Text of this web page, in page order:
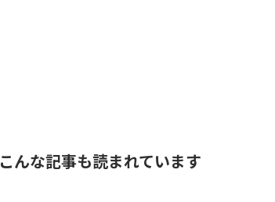
こんな記事も読まれています